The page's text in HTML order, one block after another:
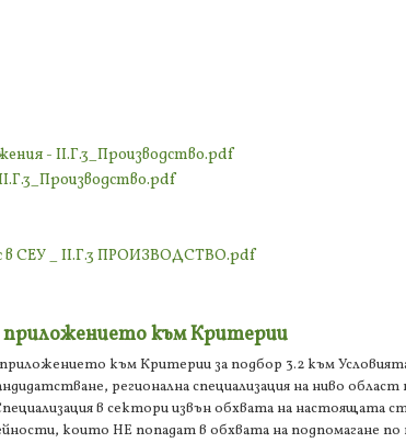
- II.Г.3_Производство.pdf
в СЕУ _ II.Г.3 ПРОИЗВОДСТВО.pdf
към Критерии
към Критерии за подбор 3.2 към
регионална специализация на ниво
в сектори извън обхвата на настоящата
които НЕ попадат в обхвата на подпомагане